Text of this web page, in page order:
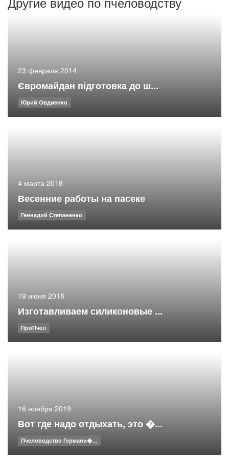
23 февраля 2014
Євромайдан підготовка до ш...
Юрий Овдиенко
4 марта 2018
Весенние работы на пасеке
Геннадий Степаненко
19 июня 2018
Изготавливаем силиконовые ...
ПроПчел
16 ноября 2019
Вот где надо отдыхать, это �...
Пчеловодство Германи�...